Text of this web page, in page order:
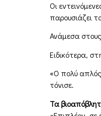
Οι
παρουσιάζει
Ανάμεσα
Ειδικότερα,
«Ο πολύ
τόνισε.
Τα